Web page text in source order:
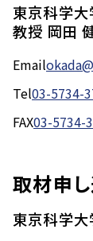
東京科学
教授 岡田
Email
Tel03-5734-
FAX03-5734-
取材申
東京科学